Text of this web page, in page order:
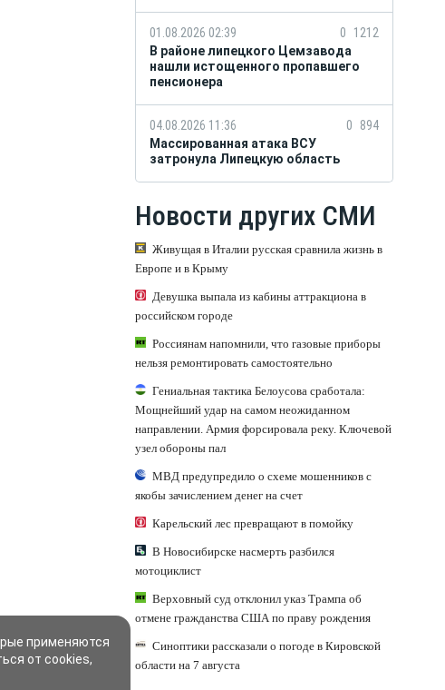
01.08.2026 02:39 0
1212
В районе липецкого Цемзавода
нашли истощенного пропавшего
пенсионера
04.08.2026 11:36 0
894
Массированная атака ВСУ
затронула Липецкую область
Новости других СМИ
Живущая в Италии русская сравнила жизнь в
Европе и в Крыму
Девушка выпала из кабины аттракциона в
российском городе
Россиянам напомнили, что газовые приборы
нельзя ремонтировать самостоятельно
Гениальная тактика Белоусова сработала:
Мощнейший удар на самом неожиданном
направлении. Армия форсировала реку. Ключевой
узел обороны пал
МВД предупредило о схеме мошенников с
якобы зачислением денег на счет
Карельский лес превращают в помойку
В Новосибирске насмерть разбился
мотоциклист
Верховный суд отклонил указ Трампа об
отмене гражданства США по праву рождения
Синоптики рассказали о погоде в Кировской
области на 7 августа
применяются
от cookies,